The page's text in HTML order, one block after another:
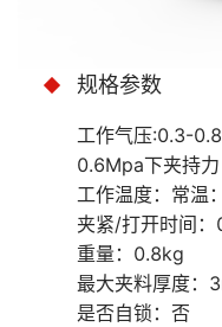
规格参数
工作气压:0.3-
0.6Mpa下夹持
工作温度：常
夹紧/打开时间
重量：0.8kg
最大夹料厚度：
是否自锁：否